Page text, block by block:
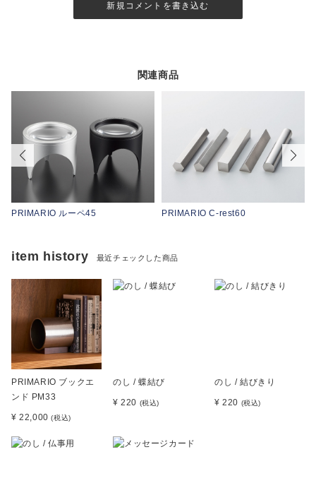
新規コメントを書き込む
関連商品
PRIMARIO ルーペ45 PRIMARIO C-rest60
item history 最近チェックした商品
PRIMARIO ブックエ
ンド PM33
¥ 22,000(税込)
のし / 蝶結び
¥ 220 (税込)
のし / 結びきり
¥ 220 (税込)